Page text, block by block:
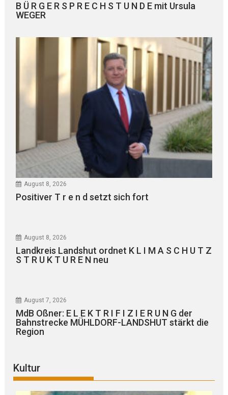
B Ü R G E R S P R E C H S T U N D E mit Ursula
WEGER
August 8, 2026
Positiver T r e n d setzt sich fort
August 8, 2026
Landkreis Landshut ordnet K L I M A S C H U T Z
S T R U K T U R E N neu
August 7, 2026
MdB Oßner: E L E K T R I F I Z I E R U N G der
Bahnstrecke MÜHLDORF-LANDSHUT stärkt die
Region
Kultur